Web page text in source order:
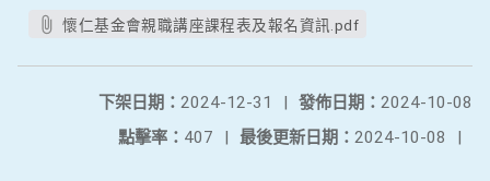
懷仁基金會親職講座課程表及報名資訊.pdf
發佈日期： 2024-10-08
下架日期： 2024-12-31
|
最後更新日期： 2024-10-08 |
點擊率： 407 |